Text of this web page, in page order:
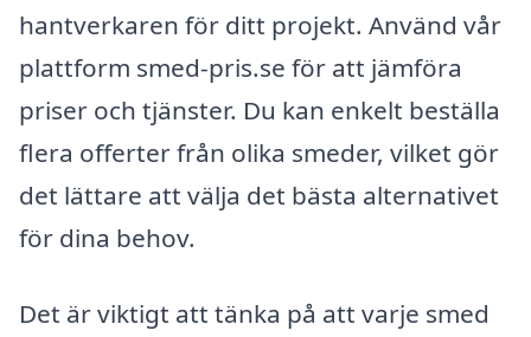
hantverkaren för ditt projekt. Använd vår
plattform smed-pris.se för att jämföra
priser och tjänster. Du kan enkelt beställa
flera offerter från olika smeder, vilket gör
det lättare att välja det bästa alternativet
för dina behov.
Det är viktigt att tänka på att varje smed